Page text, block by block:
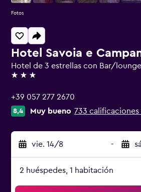
Hotel Savoia e
Hotel de 3 estrellas con Bar/lounge
3 estrellas
+39 057 277 2670
8,4 Muy bueno 733
vie. 14/8 -
2 huéspedes, 1 habitación
Fotos